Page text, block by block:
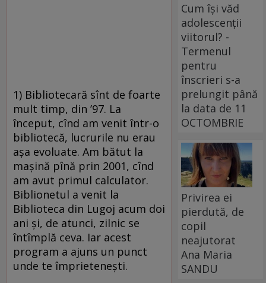
1) Bibliotecară sînt de foarte
mult timp, din ’97. La
început, cînd am venit într-o
bibliotecă, lucrurile nu erau
aşa evoluate. Am bătut la
maşină pînă prin 2001, cînd
am avut primul calculator.
Biblionetul a venit la
Biblioteca din Lugoj acum doi
ani şi, de atunci, zilnic se
întîmplă ceva. Iar acest
program a ajuns un punct
unde te împrieteneşti.
Cum își văd
adolescenții
viitorul? -
Termenul
pentru
înscrieri s-a
prelungit până
la data de 11
OCTOMBRIE
Privirea ei
pierdută, de
copil
neajutorat
Ana Maria
SANDU